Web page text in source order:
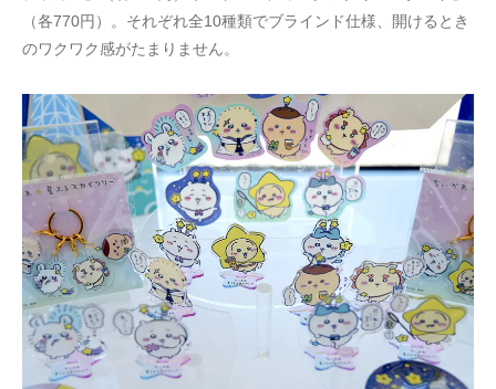
（各770円）。それぞれ全10種類でブラインド仕様、開けるとき
のワクワク感がたまりません。